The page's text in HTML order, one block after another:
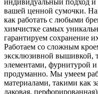
индивидуальный подход и
вашей ценной сумочки.
как работать с любыми
химчистке самых
гарантируем сохранение
Работаем со сложным
эксклюзивной вышивкой,
элементами, фурнитурой
продуманно. Мы умеем
материалами, такими как
лаковая,